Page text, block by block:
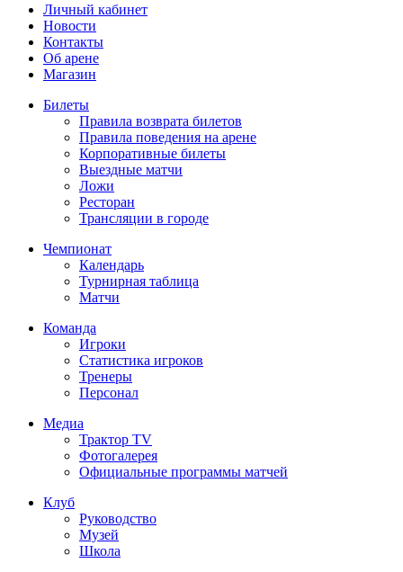
Личный кабинет
Новости
Контакты
Об арене
Магазин
Билеты
Правила возврата билетов
Правила поведения на арене
Корпоративные билеты
Выездные матчи
Ложи
Ресторан
Трансляции в городе
Чемпионат
Календарь
Турнирная таблица
Матчи
Команда
Игроки
Статистика игроков
Тренеры
Персонал
Медиа
Трактор TV
Фотогалерея
Официальные программы матчей
Клуб
Руководство
Музей
Школа